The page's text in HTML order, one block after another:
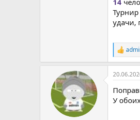
14
удачи,
Р
е
а
к
и
и
У